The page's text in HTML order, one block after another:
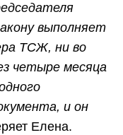
выполняет
ТСЖ, ни во
четыре месяца
и он
Елена.